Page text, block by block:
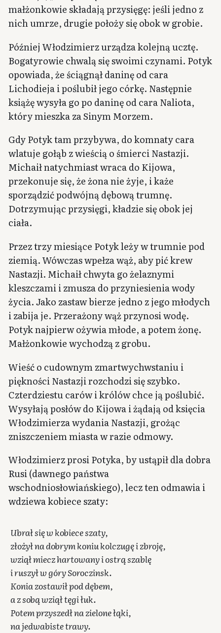
małżonkowie składają przysięgę: jeśli jedno z
nich umrze, drugie położy się obok w grobie.
Później Włodzimierz urządza kolejną ucztę.
Bogatyrowie chwalą się swoimi czynami. Potyk
opowiada, że ściągnął daninę od cara
Lichodieja i poślubił jego córkę. Następnie
książę wysyła go po daninę od cara Naliota,
który mieszka za Sinym Morzem.
Gdy Potyk tam przybywa, do komnaty cara
wlatuje gołąb z wieścią o śmierci Nastazji.
Michaił natychmiast wraca do Kijowa,
przekonuje się, że żona nie żyje, i każe
sporządzić podwójną dębową trumnę.
Dotrzymując przysięgi, kładzie się obok jej
ciała.
Przez trzy miesiące Potyk leży w trumnie pod
ziemią. Wówczas wpełza wąż, aby pić krew
Nastazji. Michaił chwyta go żelaznymi
kleszczami i zmusza do przyniesienia wody
życia. Jako zastaw bierze jedno z jego młodych
i zabija je. Przerażony wąż przynosi wodę.
Potyk najpierw ożywia młode, a potem żonę.
Małżonkowie wychodzą z grobu.
Wieść o cudownym zmartwychwstaniu i
piękności Nastazji rozchodzi się szybko.
Czterdziestu carów i królów chce ją poślubić.
Wysyłają posłów do Kijowa i żądają od księcia
Włodzimierza wydania Nastazji, grożąc
zniszczeniem miasta w razie odmowy.
Włodzimierz prosi Potyka, by ustąpił dla dobra
Rusi (dawnego państwa
wschodniosłowiańskiego), lecz ten odmawia i
wdziewa kobiece szaty:
Ubrał się w kobiece szaty,
złożył na dobrym koniu kolczugę i zbroję,
wziął miecz hartowany i ostrą szablę
i ruszył w góry Soroczinsk.
Konia zostawił pod dębem,
a z sobą wziął tęgi łuk.
Potem przyszedł na zielone łąki,
na jedwabiste trawy.